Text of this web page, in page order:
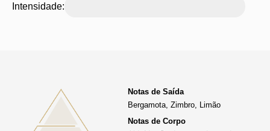
Intensidade:
Notas de Saída
Bergamota, Zimbro, Limão
Notas de Corpo